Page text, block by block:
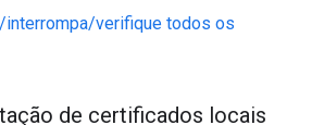
interrompa/verifique todos os
de certificados locais